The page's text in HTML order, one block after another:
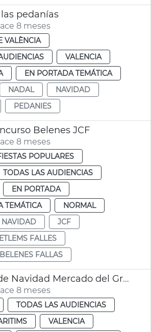
pedanías
8 meses
VALÈNCIA
VALENCIA
EN PORTADA TEMÁTICA
NADAL
NAVIDAD
PEDANIES
Belenes JCF
8 meses
POPULARES
TODAS LAS AUDIENCIAS
EN PORTADA
TEMÁTICA
NORMAL
NAVIDAD
JCF
FALLES
FALLAS
Conciertos de Navidad Mercado del Grau
8 meses
TODAS LAS AUDIENCIAS
VALENCIA